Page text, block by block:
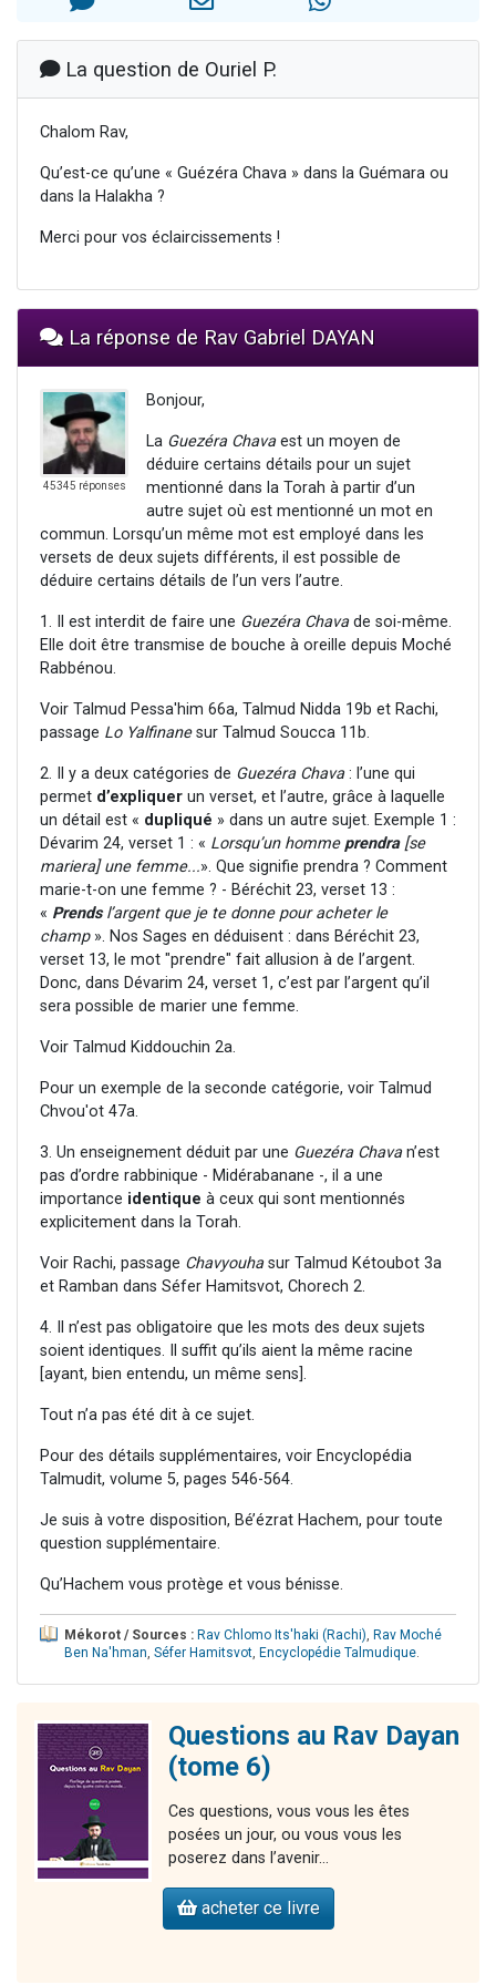
La question de Ouriel P.
Chalom Rav,
Qu’est-ce qu’une « Guézéra Chava » dans la Guémara ou
dans la Halakha ?
Merci pour vos éclaircissements !
La réponse de Rav Gabriel DAYAN
45345 réponses
Bonjour,
La Guezéra Chavaest un moyen de
déduire certains détails pour un sujet
mentionné dans la Torah à partir d’un
autre sujet où est mentionné un mot en
commun. Lorsqu’un même mot est employé dans les
versets de deux sujets différents, il est possible de
déduire certains détails de l’un vers l’autre.
1. Il est interdit de faire une Guezéra Chavade soi-même.
Elle doit être transmise de bouche à oreille depuis Moché
Rabbénou.
Voir Talmud Pessa'him 66a, Talmud Nidda 19b et Rachi,
passage Lo Yalfinanesur Talmud Soucca 11b.
2. Il y a deux catégories de Guezéra Chava: l’une qui
permet d’expliquer un verset, et l’autre, grâce à laquelle
un détail est « dupliqué » dans un autre sujet. Exemple 1 :
Dévarim 24, verset 1 : « Lorsqu’un hommeprendra[se
mariera] une femme...». Que signifie prendra ? Comment
marie-t-on une femme ? - Béréchit 23, verset 13 :
« Prends l’argent que je te donne pour acheter le
champ». Nos Sages en déduisent : dans Béréchit 23,
verset 13, le mot "prendre" fait allusion à de l’argent.
Donc, dans Dévarim 24, verset 1, c’est par l’argent qu’il
sera possible de marier une femme.
Voir Talmud Kiddouchin 2a.
Pour un exemple de la seconde catégorie, voir Talmud
Chvou'ot 47a.
3. Un enseignement déduit par une Guezéra Chavan’est
pas d’ordre rabbinique - Midérabanane -, il a une
importance identique à ceux qui sont mentionnés
explicitement dans la Torah.
Voir Rachi, passage Chavyouhasur Talmud Kétoubot 3a
et Ramban dans Séfer Hamitsvot, Chorech 2.
4. Il n’est pas obligatoire que les mots des deux sujets
soient identiques. Il suffit qu’ils aient la même racine
[ayant, bien entendu, un même sens].
Tout n’a pas été dit à ce sujet.
Pour des détails supplémentaires, voir Encyclopédia
Talmudit, volume 5, pages 546-564.
Je suis à votre disposition, Bé’ézrat Hachem, pour toute
question supplémentaire.
Qu’Hachem vous protège et vous bénisse.
Mékorot / Sources : Rav Chlomo Its'haki (Rachi), Rav Moché
Ben Na'hman, Séfer Hamitsvot, Encyclopédie Talmudique.
Questions au Rav Dayan
(tome 6)
Ces questions, vous vous les êtes
posées un jour, ou vous vous les
poserez dans l’avenir…
acheter ce livre